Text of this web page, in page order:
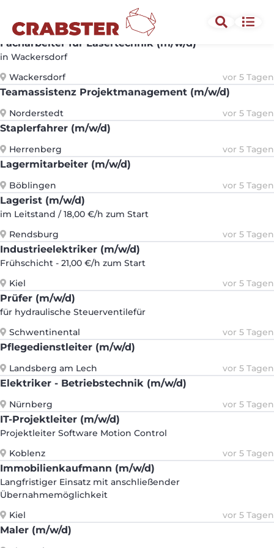
Betriebselektriker (m/w/d)
Weiden in der Oberpfalz vor 5 Tagen
Facharbeiter für Lasertechnik (m/w/d)
in Wackersdorf
Wackersdorf
vor 5 Tagen
Teamassistenz Projektmanagement (m/w/d)
Norderstedt vor 5 Tagen
Staplerfahrer (m/w/d)
Herrenberg vor 5 Tagen
Lagermitarbeiter (m/w/d)
Böblingen vor 5 Tagen
Lagerist (m/w/d)
im Leitstand / 18,00 €/h zum Start
Rendsburg
vor 5 Tagen
Industrieelektriker (m/w/d)
Frühschicht - 21,00 €/h zum Start
Kiel
vor 5 Tagen
Prüfer (m/w/d)
für hydraulische Steuerventilefür
Schwentinental
vor 5 Tagen
Pflegedienstleiter (m/w/d)
Landsberg am Lech vor 5 Tagen
Elektriker - Betriebstechnik (m/w/d)
Nürnberg vor 5 Tagen
IT-Projektleiter (m/w/d)
Projektleiter Software Motion Control
Koblenz
vor 5 Tagen
Immobilienkaufmann (m/w/d)
Langfristiger Einsatz mit anschließender
Übernahmemöglichkeit
Kiel
vor 5 Tagen
Maler (m/w/d)